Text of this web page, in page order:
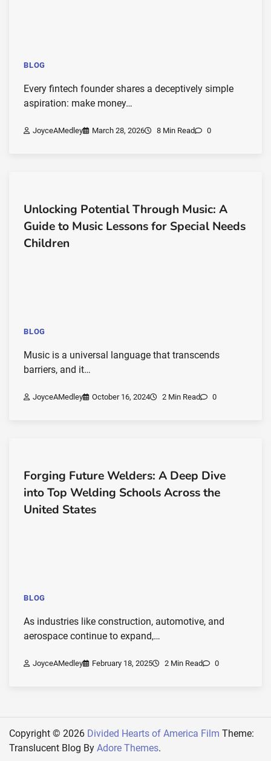
BLOG
Every fintech founder shares a deceptively simple
aspiration: make money…
JoyceAMedley March 28, 2026 8 Min Read 0
Unlocking Potential Through Music: A
Guide to Music Lessons for Special Needs
Children
BLOG
Music is a universal language that transcends
barriers, and it…
JoyceAMedley October 16, 2024 2 Min Read 0
Forging Future Welders: A Deep Dive
into Top Welding Schools Across the
United States
BLOG
As industries like construction, automotive, and
aerospace continue to expand,…
JoyceAMedley February 18, 2025 2 Min Read 0
Copyright © 2026 Divided Hearts of America Film Theme:
Translucent Blog By Adore Themes.